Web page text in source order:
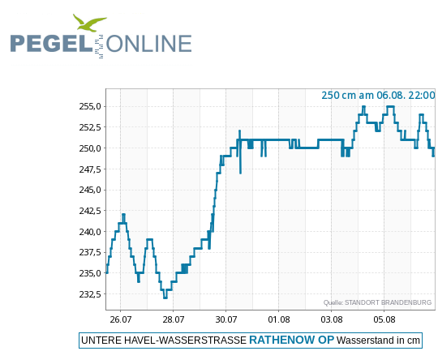
Quelle: STANDORT BRANDENBURG
UNTERE HAVEL-WASSERSTRASSE RATHENOW OP Wasserstand in cm